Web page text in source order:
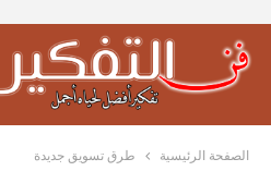
الصفحة الرئيسية طرق تسويق جديدة